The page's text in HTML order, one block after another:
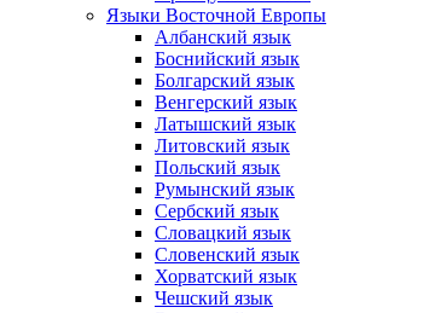
Языки Восточной Европы
Албанский язык
Боснийский язык
Болгарский язык
Венгерский язык
Латышский язык
Литовский язык
Польский язык
Румынский язык
Сербский язык
Словацкий язык
Словенский язык
Хорватский язык
Чешский язык